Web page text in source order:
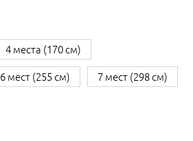
4 места (170 см)
6 мест (255 см)
7 мест (298 см)